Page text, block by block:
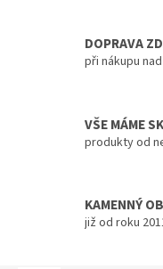
DOPRAVA
při nákupu
VŠE MÁME
produkty od
KAMENNÝ
již od roku